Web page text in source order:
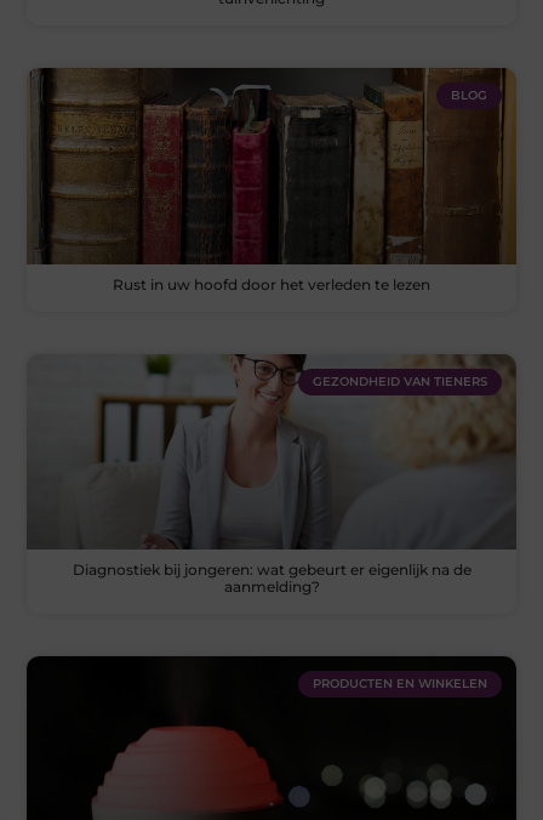
BLOG
Rust in uw hoofd door het verleden te lezen
GEZONDHEID VAN TIENERS
Diagnostiek bij jongeren: wat gebeurt er eigenlijk na de
aanmelding?
PRODUCTEN EN WINKELEN